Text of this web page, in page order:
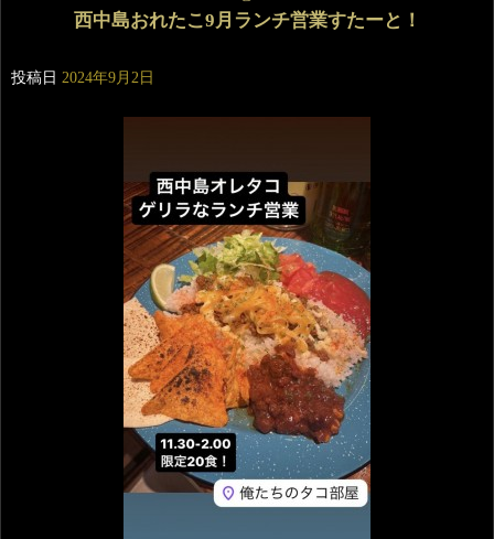
西中島おれたこ9月ランチ営業すたーと！
投稿日 2024年9月2日